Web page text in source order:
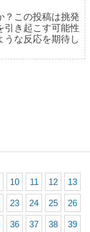
？この投稿は挑発
引き起こす可能性
うな反応を期待し
10 11 12 13
23 24 25 26
36 37 38 39